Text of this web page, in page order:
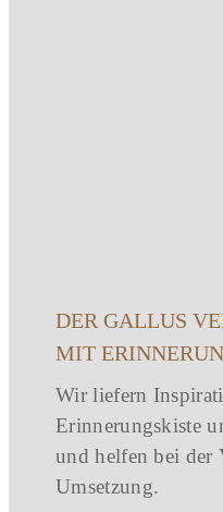
DER GALLUS
MIT
Wir liefern
Erinnerungskiste
und helfen bei der
Umsetzung.